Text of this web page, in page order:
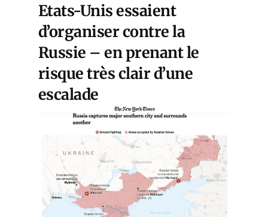
Etats-Unis essaient
d’organiser contre la
Russie – en prenant le
risque très clair d’une
escalade